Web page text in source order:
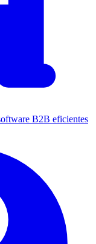
B2B eficientes